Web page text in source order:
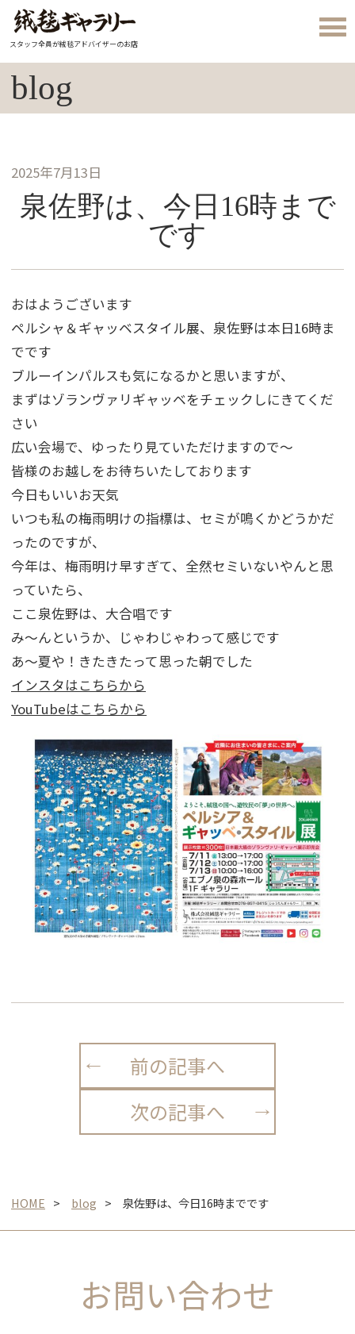
スタッフ全員が絨毯アドバイザーのお店
blog
2025年7月13日
泉佐野は、今日16時まで
です
おはようございます
ペルシャ＆ギャッベスタイル展、泉佐野は本日16時ま
でです
ブルーインパルスも気になるかと思いますが、
まずはゾランヴァリギャッベをチェックしにきてくだ
さい
広い会場で、ゆったり見ていただけますので～
皆様のお越しをお待ちいたしております
今日もいいお天気
いつも私の梅雨明けの指標は、セミが鳴くかどうかだ
ったのですが、
今年は、梅雨明け早すぎて、全然セミいないやんと思
っていたら、
ここ泉佐野は、大合唱です
み～んというか、じゃわじゃわって感じです
あ～夏や！きたきたって思った朝でした
インスタはこちらから
YouTubeはこちらから
前の記事へ
次の記事へ
HOME blog 泉佐野は、今日16時までです
お問い合わせ